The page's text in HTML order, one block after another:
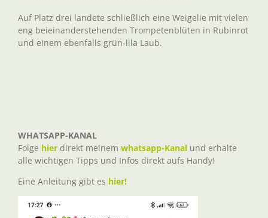
Auf Platz drei landete schließlich eine Weigelie mit vielen
eng beieinanderstehenden Trompetenblüten in Rubinrot
und einem ebenfalls grün-lila Laub.
WHATSAPP-KANAL
Folge hier direkt meinem whatsapp-Kanal und erhalte
alle wichtigen Tipps und Infos direkt aufs Handy!
Eine Anleitung gibt es hier!